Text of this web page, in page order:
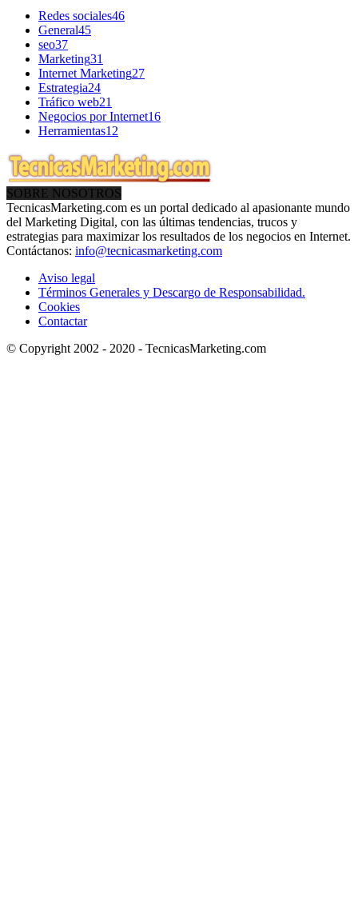
Redes sociales46
General45
seo37
Marketing31
Internet Marketing27
Estrategia24
Tráfico web21
Negocios por Internet16
Herramientas12
SOBRE NOSOTROS
TecnicasMarketing.com es un portal dedicado al apasionante mundo
del Marketing Digital, con las últimas tendencias, trucos y
estrategias para maximizar los resultados de los negocios en Internet.
Contáctanos: info@tecnicasmarketing.com
Aviso legal
Términos Generales y Descargo de Responsabilidad.
Cookies
Contactar
© Copyright 2002 - 2020 - TecnicasMarketing.com